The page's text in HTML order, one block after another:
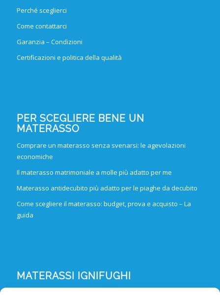
Perché sceglierci
Come contattarci
Garanzia – Condizioni
Certificazioni e politica della qualità
PER SCEGLIERE BENE UN
MATERASSO
Comprare un materasso senza svenarsi: le agevolazioni
economiche
Il materasso matrimoniale a molle più adatto per me
Materasso antidecubito più adatto per le piaghe da decubito
Come scegliere il materasso: budget, prova e acquisto – La
guida
MATERASSI IGNIFUGHI